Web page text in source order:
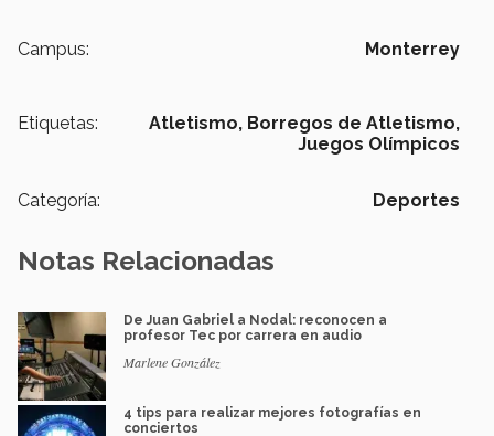
Campus: Monterrey
Etiquetas: Atletismo, Borregos de Atletismo,
Juegos Olímpicos
Categoría: Deportes
Notas Relacionadas
De Juan Gabriel a Nodal: reconocen a
profesor Tec por carrera en audio
Marlene González
4 tips para realizar mejores fotografías en
conciertos